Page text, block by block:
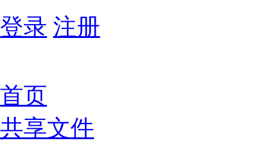
登录 注册
首页
共享文件